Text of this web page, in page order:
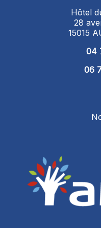
Hôtel
28
15015
04
06